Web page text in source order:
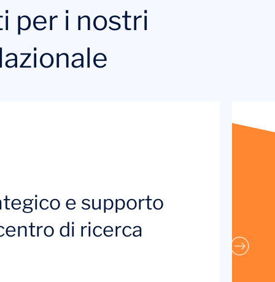
per i nostri
e supporto
di ricerca